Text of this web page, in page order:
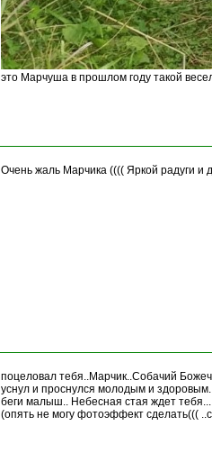
это Марчуша в прошлом году такой
Очень жаль Марчика (((( Яркой радуги и
поцеловал тебя..Марчик..Собачий
уснул и проснулся молодым и
беги малыш.. Небесная стая ждет
(опять не могу фотоэффект сделать(((